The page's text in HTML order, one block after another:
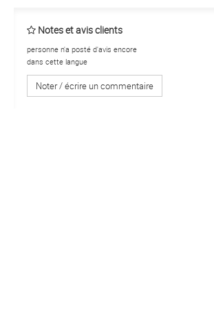
Notes et avis clients
personne n'a posté d'avis encore
dans cette langue
Noter / écrire un commentaire